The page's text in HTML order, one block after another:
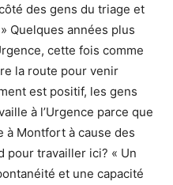
des gens du triage et
Quelques années plus
cette fois comme
la route pour venir
est positif, les gens
à l’Urgence parce que
à Montfort à cause des
pour travailler ici? « Un
et une capacité